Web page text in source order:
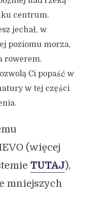
centrum.
jechał, w
poziomu morza,
rowerem.
Ci popaść w
w tej części
(więcej
TUTAJ),
mniejszych